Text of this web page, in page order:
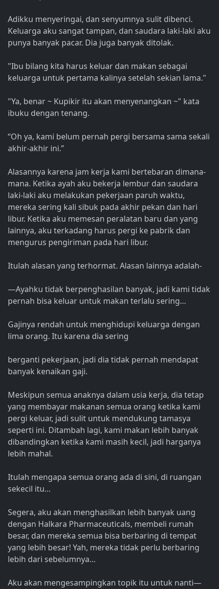
Adikku menyeringai, dan senyumnya sulit dibenci.
Keluarga aku sangat tampan, dan saudara laki-laki aku
punya banyak pacar. Dia juga banyak ditolak.
"Ibu bilang kita harus keluar dan makan sebagai
keluarga untuk pertama kalinya setelah sekian lama."
"Ya, benar ~ Kupikir itu akan menyenangkan ~" kata
ibuku dengan tenang.
“Oh ya, kami belum pernah pergi bersama sama sekali
akhir-akhir ini.”
Alasannya karena jam kerja kami bertebaran dimana-
mana. Ketika ayah aku bekerja lembur dan saudara
laki-laki aku melakukan pekerjaan paruh waktu,
mereka sering kali sibuk pada akhir pekan dan hari
libur. Ketika aku memesan peralatan baru dan yang
lainnya, aku terkadang harus pergi ke pabrik dan
mengurus pengiriman pada hari libur.
Itulah alasan yang terhormat. Alasan lainnya adalah-
—Ayahku tidak berpenghasilan banyak, jadi kami tidak
pernah bisa keluar untuk makan terlalu sering…
Gajinya rendah untuk menghidupi keluarga dengan
lima orang. Itu karena dia sering
berganti pekerjaan, jadi dia tidak pernah mendapat
banyak kenaikan gaji.
Meskipun semua anaknya dalam usia kerja, dia tetap
yang membayar makanan semua orang ketika kami
pergi keluar, jadi sulit untuk mendukung tamasya
seperti ini. Ditambah lagi, kami makan lebih banyak
dibandingkan ketika kami masih kecil, jadi harganya
lebih mahal.
Itulah mengapa semua orang ada di sini, di ruangan
sekecil itu…
Segera, aku akan menghasilkan lebih banyak uang
dengan Halkara Pharmaceuticals, membeli rumah
besar, dan mereka semua bisa berbaring di tempat
yang lebih besar! Yah, mereka tidak perlu berbaring
lebih dari sebelumnya…
Aku akan mengesampingkan topik itu untuk nanti—